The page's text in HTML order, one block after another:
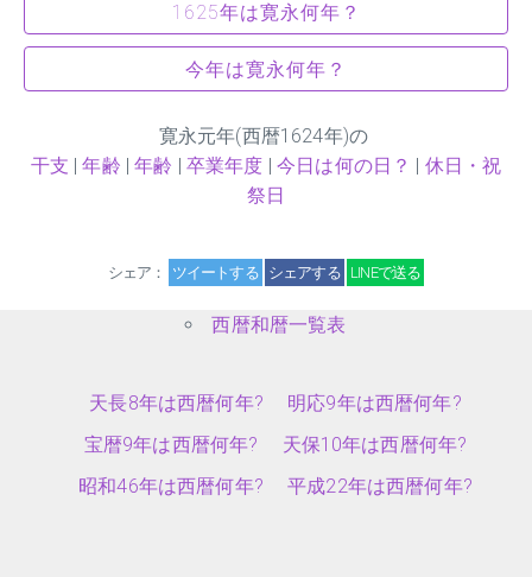
1625年は寛永何年？
今年は寛永何年？
寛永元年(西暦1624年)の
干支 |年齢 |年齢 |卒業年度 |今日は何の日？ | 休日・祝
祭日
シェア： ツイートする シェアする LINEで送る
西暦和暦一覧表
天長8年は西暦何年?
明応9年は西暦何年?
宝暦9年は西暦何年?
天保10年は西暦何年?
昭和46年は西暦何年?
平成22年は西暦何年?